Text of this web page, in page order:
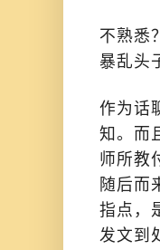
不熟悉
暴乱头
作为话
知。而
师所教
随后而
指点，
发文到